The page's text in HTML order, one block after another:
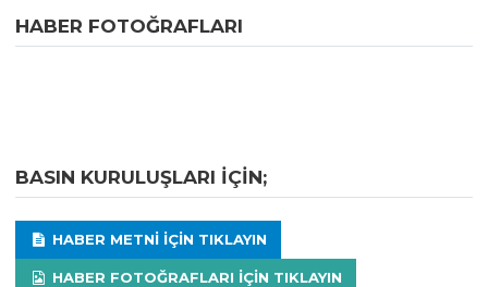
HABER FOTOĞRAFLARI
BASIN KURULUŞLARI IÇIN;
HABER METNI IÇIN TIKLAYIN
HABER FOTOĞRAFLARI IÇIN TIKLAYIN